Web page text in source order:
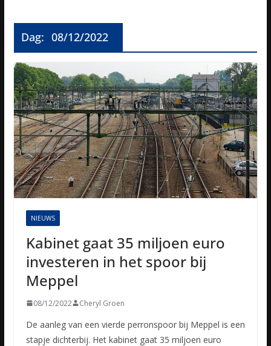
Dag: 08/12/2022
NIEUWS
Kabinet gaat 35 miljoen euro
investeren in het spoor bij
Meppel
08/12/2022 Cheryl Groen
De aanleg van een vierde perronspoor bij Meppel is een
stapje dichterbij. Het kabinet gaat 35 miljoen euro